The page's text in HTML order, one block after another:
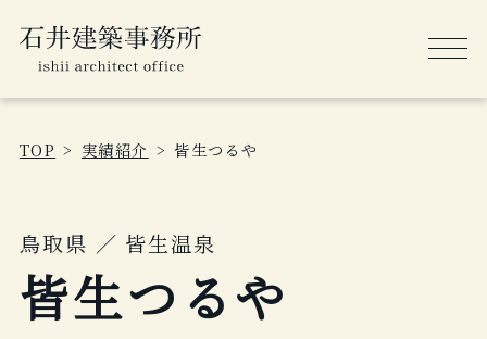
TOP 実績紹介 皆生つるや
鳥取県 ／ 皆生温泉
皆生つるや